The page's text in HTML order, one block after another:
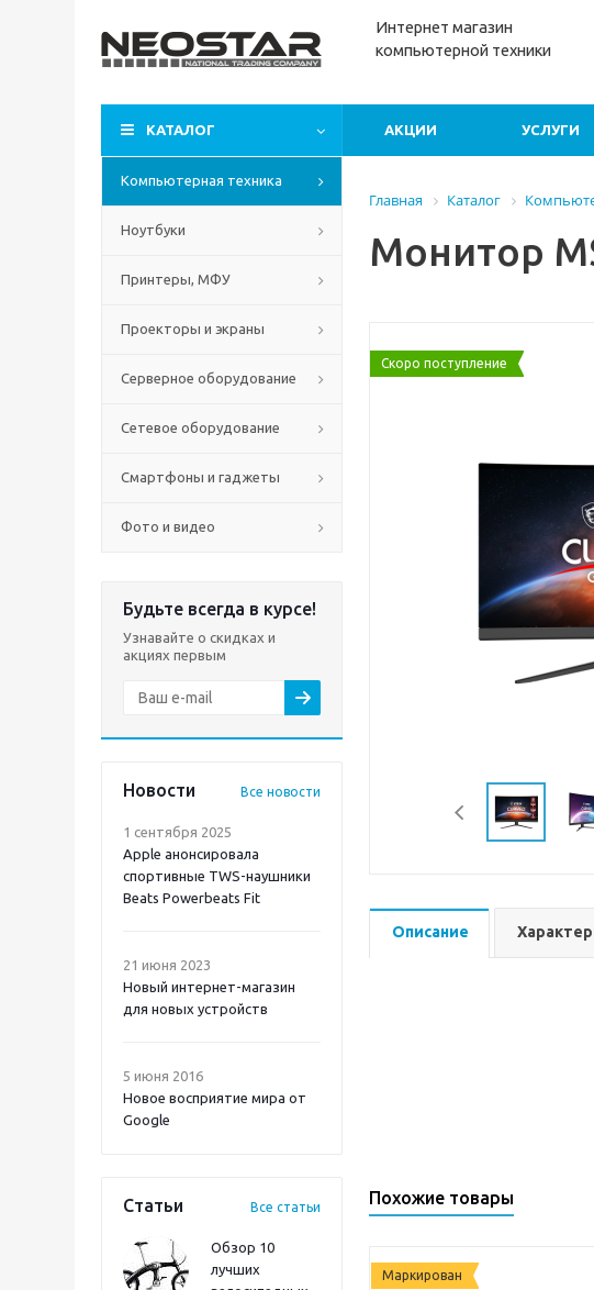
Интернет магазин
компьютерной техники
КАТАЛОГ АКЦИИ УСЛУГИ
Компьютерная техника
Ноутбуки
Принтеры, МФУ
Проекторы и экраны
Серверное оборудование
Сетевое оборудование
Смартфоны и гаджеты
Фото и видео
Будьте всегда в курсе!
Узнавайте о скидках и
акциях первым
Новости Все новости
1 сентября 2025
Apple анонсировала
спортивные TWS-наушники
Beats Powerbeats Fit
21 июня 2023
Новый интернет-магазин
для новых устройств
5 июня 2016
Новое восприятие мира от
Google
Статьи Все статьи
Обзор 10
лучших
Главная Каталог
Монитор
Скоро поступление
Описание
Похожие товары
Маркирован